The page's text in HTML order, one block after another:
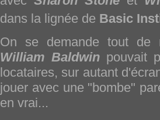
dans la lignée de Basic
On se demande tout de
William Baldwin pouvait
locataires, sur autant
jouer avec une "bombe"
en vrai...